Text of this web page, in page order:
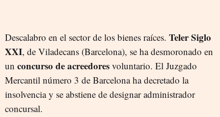
Descalabro en el sector de los bienes raíces. Teler Siglo
XXI, de Viladecans (Barcelona), se ha desmoronado en
un concurso de acreedores voluntario. El Juzgado
Mercantil número 3 de Barcelona ha decretado la
insolvencia y se abstiene de designar administrador
concursal.